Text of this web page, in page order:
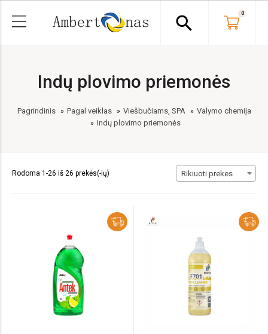
search 0
Indų plovimo priemonės
Pagrindinis Pagal veiklas Viešbučiams, SPA
Valymo chemija
Indų plovimo priemonės
Rodoma 1-26 iš 26 prekės(-ių) Rikiuoti prekes